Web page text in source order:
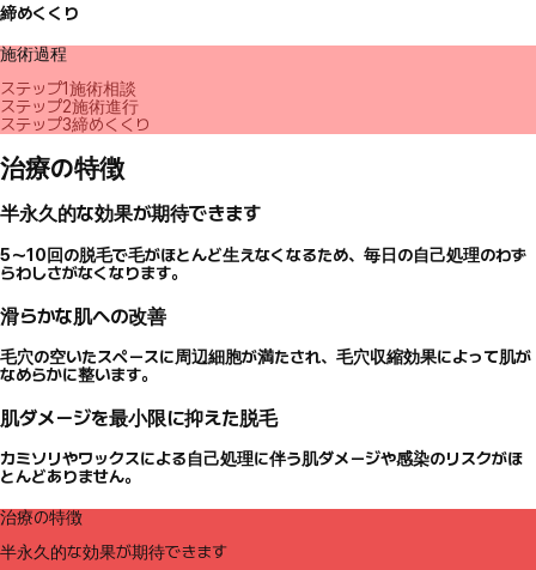
締めくくり
施術過程
ステップ1施術相談
ステップ2施術進行
ステップ3締めくくり
治療の特徴
半永久的な効果が期待できます
5〜10回の脱毛で毛がほとんど生えなくなるため、毎日の自己処理のわず
らわしさがなくなります。
滑らかな肌への改善
毛穴の空いたスペースに周辺細胞が満たされ、毛穴収縮効果によって肌が
なめらかに整います。
肌ダメージを最小限に抑えた脱毛
カミソリやワックスによる自己処理に伴う肌ダメージや感染のリスクがほ
とんどありません。
治療の特徴
半永久的な効果が期待できます